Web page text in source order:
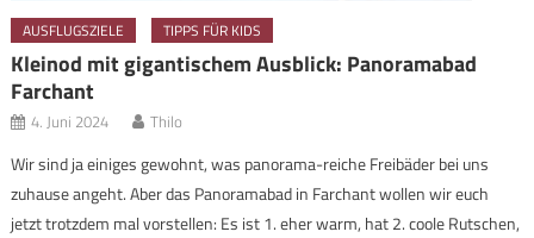
AUSFLUGSZIELE TIPPS FÜR KIDS
Kleinod mit gigantischem Ausblick: Panoramabad
Farchant
4. Juni 2024 Thilo
Wir sind ja einiges gewohnt, was panorama-reiche Freibäder bei uns
zuhause angeht. Aber das Panoramabad in Farchant wollen wir euch
jetzt trotzdem mal vorstellen: Es ist 1. eher warm, hat 2. coole Rutschen,